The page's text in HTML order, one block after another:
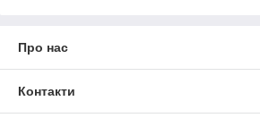
Про нас
Контакти